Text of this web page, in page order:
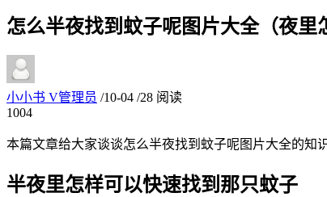
怎么半夜找到蚊子呢图片大全（夜里
小小书 V管理员 /10-04 /28 阅读
1004
本篇文章给大家谈谈怎么半夜找到蚊子呢图片大全的知
半夜里怎样可以快速找到那只蚊子